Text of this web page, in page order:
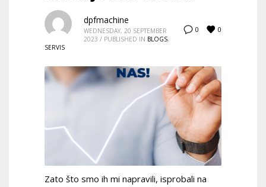
0 0
dpfmachine
WEDNESDAY, 20 SEPTEMBER
2023 / PUBLISHED IN BLOGS,
SERVIS
Zato što smo ih mi napravili, isprobali na